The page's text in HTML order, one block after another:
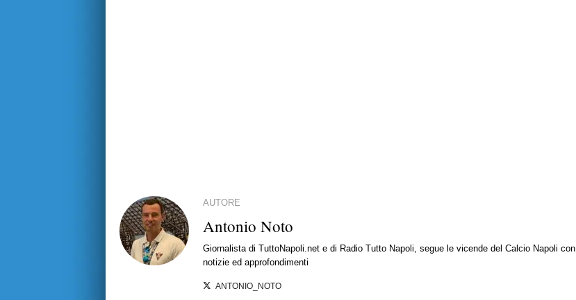
AUTORE
Antonio Noto
Giornalista di TuttoNapoli.net e di Radio Tutto Napoli, segue le vicende del Calcio Napoli con
notizie ed approfondimenti
ANTONIO_NOTO